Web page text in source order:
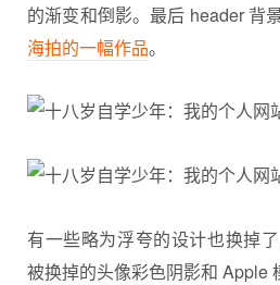
的渐变和倒影。最后 header 背
海拍的一幅作品。
有一些略为浮夸的设计也换掉
被换掉的头像彩色阴影和 Apple